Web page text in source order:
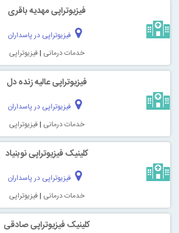
فیزیوتراپی مهدیه باقری
فیزیوتراپی در پاسداران
خدمات درمانی |فیزیوتراپی
فیزیوتراپی عالیه زنده دل
فیزیوتراپی در پاسداران
خدمات درمانی |فیزیوتراپی
کلینیک فیزیوتراپی نوبنیاد
فیزیوتراپی در پاسداران
خدمات درمانی |فیزیوتراپی
کلینیک فیزیوتراپی صادقی